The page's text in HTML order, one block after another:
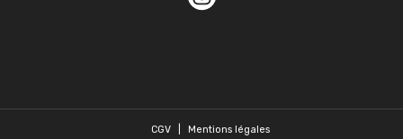
CGV Mentions légales